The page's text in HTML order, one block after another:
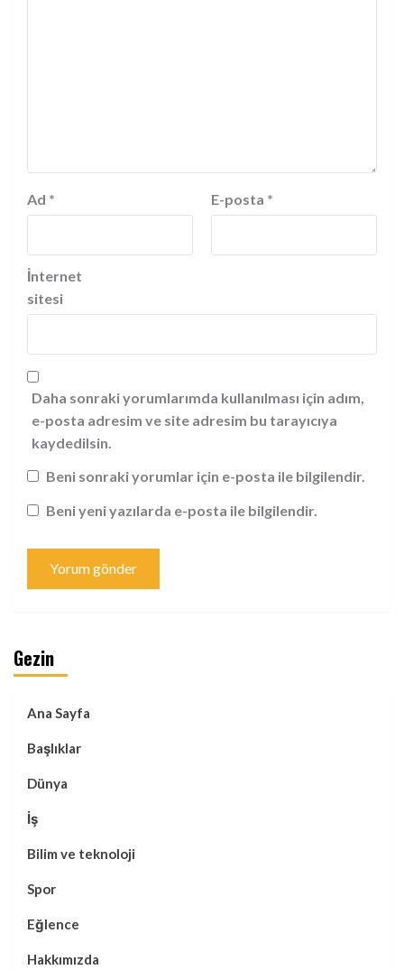
Ad * E-posta *
İnternet
sitesi
Daha sonraki yorumlarımda kullanılması için adım,
e-posta adresim ve site adresim bu tarayıcıya
kaydedilsin.
Beni sonraki yorumlar için e-posta ile bilgilendir.
Beni yeni yazılarda e-posta ile bilgilendir.
Gezin
Ana Sayfa
Başlıklar
Dünya
İş
Bilim ve teknoloji
Spor
Eğlence
Hakkımızda